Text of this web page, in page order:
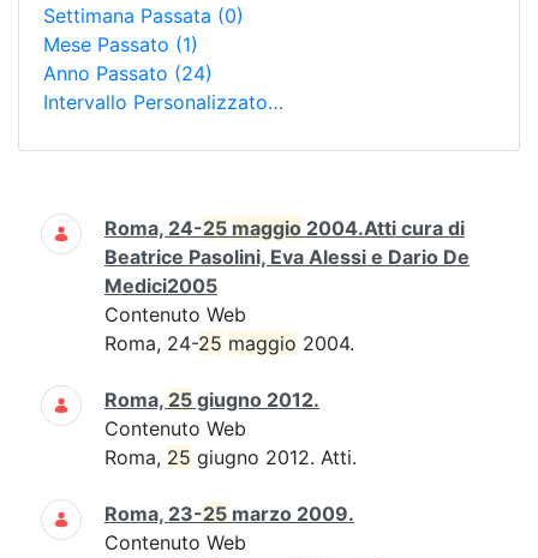
Settimana Passata (0)
Mese Passato (1)
Anno Passato (24)
Intervallo Personalizzato…
Ricerca
Roma, 24-25 maggio 2004.Atti cura di
Beatrice Pasolini, Eva Alessi e Dario De
Medici2005
Contenuto Web
Roma, 24-25 maggio 2004.
Roma, 25 giugno 2012.
Contenuto Web
Roma, 25 giugno 2012. Atti.
Roma, 23-25 marzo 2009.
Contenuto Web